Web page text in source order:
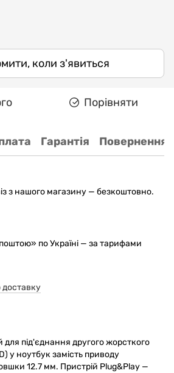
коли з'явиться
Порівняти
Гарантія Повернення
з нашого магазину — безкоштовно.
по Україні — за тарифами
доставку
під'єднання другого жорсткого
у ноутбук замість приводу
12.7 мм. Пристрій Plug&Play —